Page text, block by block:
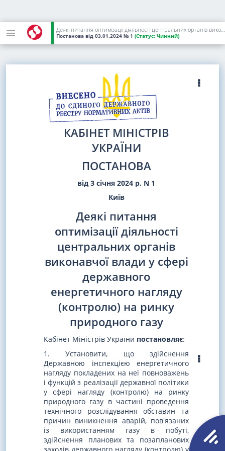
Деякі питання оптимізації діяльності центральних органів виконавчої влади у сфері державного енергетичного нагляду (контролю) на ринку природного газу
Постанова від 03.01.2024 № 1 (Статус: Чинний)
КАБІНЕТ МІНІСТРІВ
УКРАЇНИ
ПОСТАНОВА
від 3 січня 2024 р. N 1
Київ
Деякі питання
оптимізації діяльності
центральних органів
виконавчої влади у сфері
державного
енергетичного нагляду
(контролю) на ринку
природного газу
Кабінет Міністрів України постановляє:
1. Установити, що здійснення
Державною інспекцією енергетичного
нагляду покладених на неї повноважень
і функцій з реалізації державної політики
у сфері нагляду (контролю) на ринку
природного газу в частині проведення
технічного розслідування обставин та
причин виникнення аварій, пов'язаних
із використанням газу в побуті,
здійснення планових та позапланових